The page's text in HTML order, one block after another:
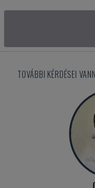
TOVÁBBI KÉRDÉSEI